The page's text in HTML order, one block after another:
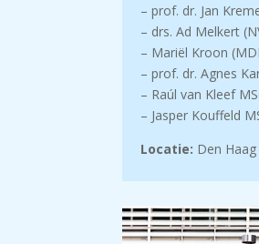
– prof. dr. Jan
– drs. Ad Melkert
– Mariël Kroon
– prof. dr. Agnes
– Raúl van Kleef
– Jasper Kouffeld
Locatie: Den Haag